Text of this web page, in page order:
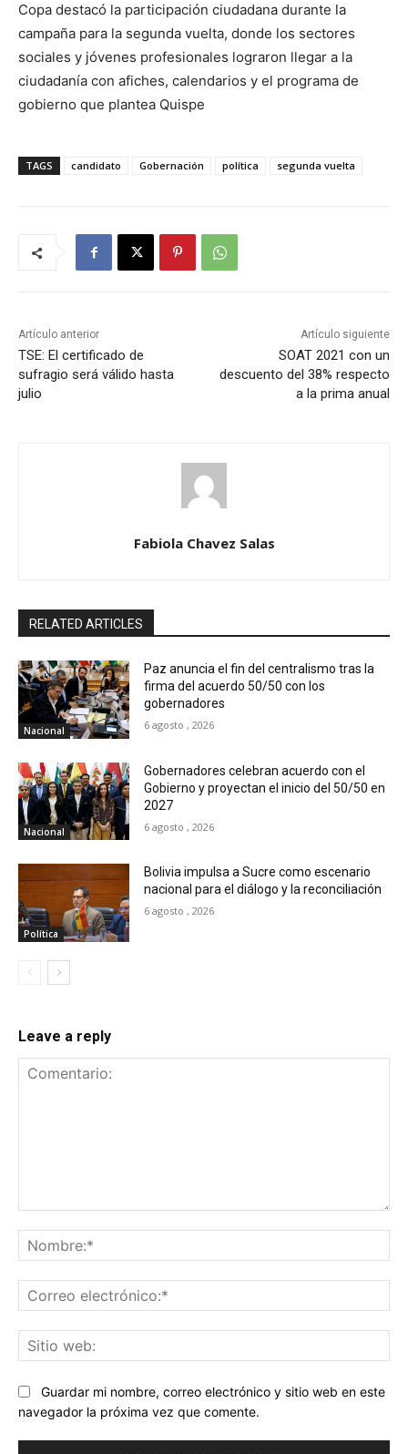
Copa destacó la participación ciudadana durante la
campaña para la segunda vuelta, donde los sectores
sociales y jóvenes profesionales lograron llegar a la
ciudadanía con afiches, calendarios y el programa de
gobierno que plantea Quispe
TAGS candidato Gobernación política segunda vuelta
Artículo anterior
TSE: El certificado de
sufragio será válido hasta
julio
Artículo siguiente
SOAT 2021 con un
descuento del 38% respecto
a la prima anual
Fabiola Chavez Salas
RELATED ARTICLES
Nacional
Paz anuncia el fin del centralismo tras la
firma del acuerdo 50/50 con los
gobernadores
6 agosto , 2026
Nacional
Gobernadores celebran acuerdo con el
Gobierno y proyectan el inicio del 50/50 en
2027
6 agosto , 2026
Política
Bolivia impulsa a Sucre como escenario
nacional para el diálogo y la reconciliación
6 agosto , 2026
Leave a reply
Guardar mi nombre, correo electrónico y sitio web en este
navegador la próxima vez que comente.